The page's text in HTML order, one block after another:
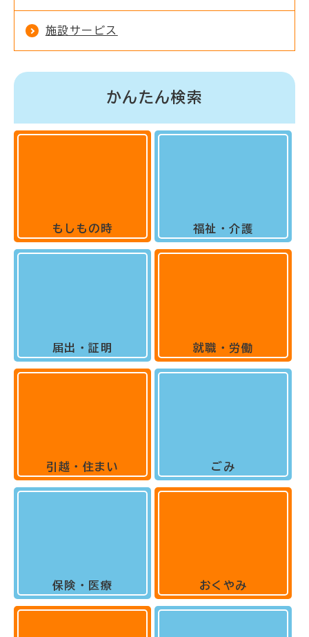
施設サービス
かんたん検索
もしもの時
届出・証明
引越・住まい
保険・医療
福祉・介護
就職・労働
ごみ
おくやみ